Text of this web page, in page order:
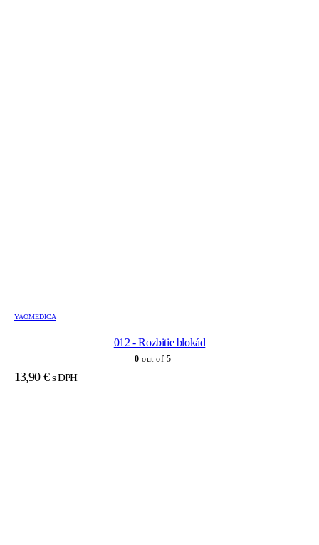
YAOMEDICA
012 - Rozbitie blokád
0 out of 5
13,90 € s DPH